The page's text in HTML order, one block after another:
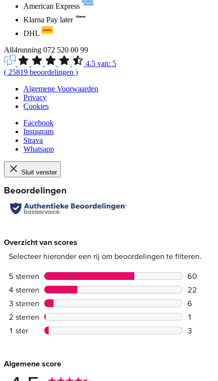
American Express
Klarna Pay later
DHL
All4running 072 520 00 99
4.5 van: 5
( 25819 beoordelingen )
Algemene Voorwaarden
Privacy
Cookies
Facebook
Instagram
Strava
Whatsapp
Sluit venster